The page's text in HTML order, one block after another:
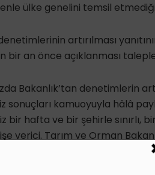
ülke genelini temsil
artırılması
bir an önce açıklanması
Bakanlık’tan denetimlerin
kamuoyuyla hâlâ
bir hafta ve bir şehirle sınırlı,
verici. Tarım ve Orman
515 bin litre pestisit kullanıldı.
talebimizin sesini